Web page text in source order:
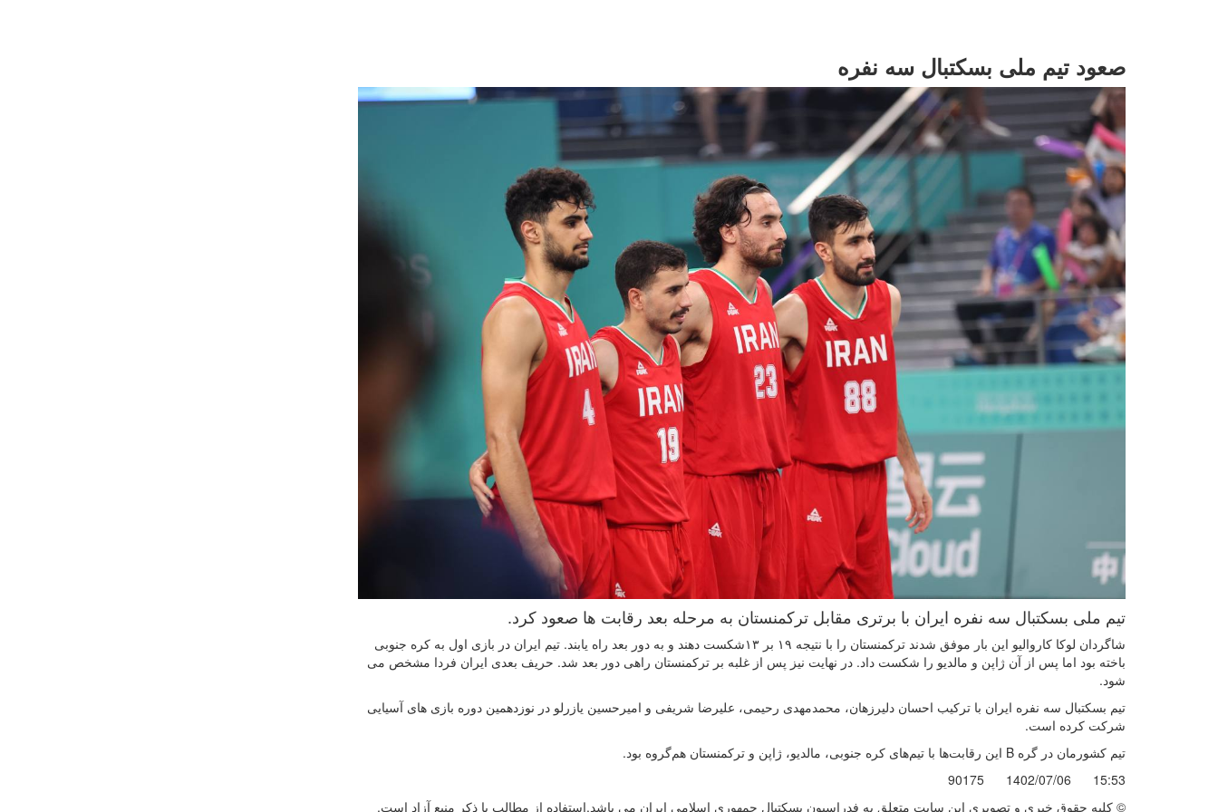
صعود تیم ملی بسکتبال سه نفره
تیم ملی بسکتبال سه نفره ایران با برتری مقابل ترکمنستان به مرحله بعد رقابت ها صعود کرد.
شاگردان لوکا کاروالیو این بار موفق شدند ترکمنستان را با نتیجه ۱۹ بر ۱۳شکست دهند و به دور بعد راه یابند. تیم ایران در بازی اول به کره جنوبی
باخته بود اما پس از آن ژاپن و مالدیو را شکست داد. در نهایت نیز پس از غلبه بر ترکمنستان راهی دور بعد شد. حریف بعدی ایران فردا مشخص می
شود.
تیم بسکتبال سه نفره ایران با ترکیب احسان دلیرزهان، محمدمهدی رحیمی، علیرضا شریفی و امیرحسین یازرلو در نوزدهمین دوره بازی های آسیایی
شرکت کرده است.
تیم کشورمان در گره B این رقابت‌ها با تیم‌های کره‌ جنوبی، مالدیو، ژاپن و ترکمنستان هم‌گروه بود.
15:53
1402/07/06
90175
© کليه حقوق خبری و تصويری اين سايت متعلق به فدراسیون بسکتبال جمهوری اسلامی ایران می باشد.استفاده از مطالب با ذكر منبع آزاد است.